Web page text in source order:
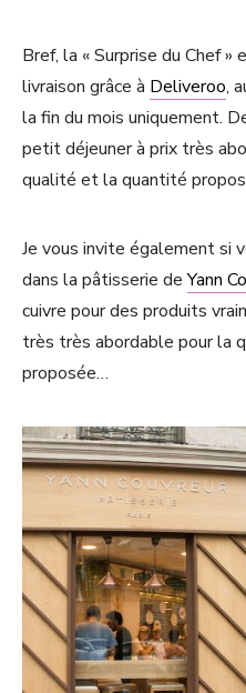
Bref, la « Surprise du Chef
livraison grâce à Deliveroo,
la fin du mois uniquement.
petit déjeuner à prix très
qualité et la quantité
Je vous invite également si
dans la pâtisserie deYann
cuivre pour des produits
très très abordable pour la
proposée…